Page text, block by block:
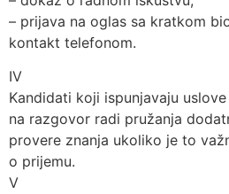
– prijava na oglas sa kratkom
kontakt telefonom.
IV
Kandidati koji ispunjavaju
na razgovor radi pružanja
provere znanja ukoliko je to
o prijemu.
V